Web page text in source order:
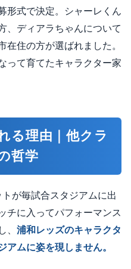
形式で決定。シャーレくん
、ディアラちゃんについて
在住の方が選ばれました。
って育てたキャラクター家
る理由｜他クラ
哲学
が毎試合スタジアムに出
チに入ってパフォーマンス
、 浦和レッズのキャラクタ
アムに姿を現しません。